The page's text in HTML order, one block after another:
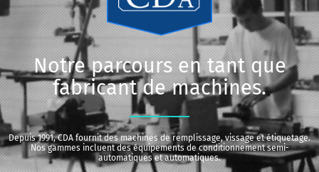
Notre parcours en tant que
fabricant de machines.
Depuis 1991, CDA fournit des machines de remplissage, vissage et étiquetage.
Nos gammes incluent des équipements de conditionnement semi-
automatiques et automatiques.